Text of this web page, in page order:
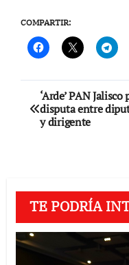
COMPARTIR:
de
‘Arde’ PAN Jalisco
disputa entre
y dirigente
TE PODRÍA